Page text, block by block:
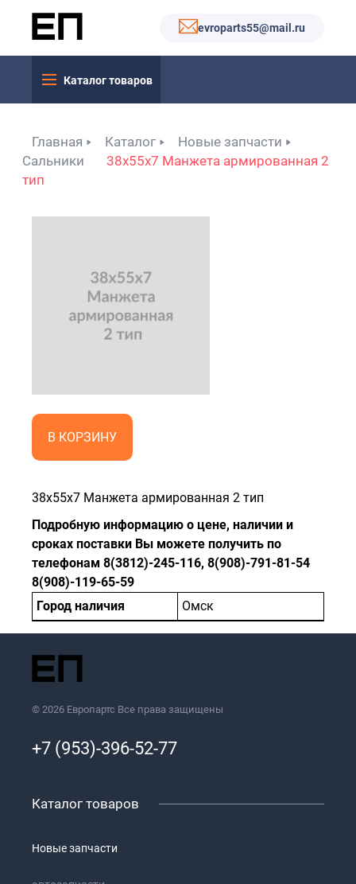
evroparts55@mail.ru
Каталог товаров
Главная Каталог
Новые запчасти
Сальники
38x55x7 Манжета армированная 2
тип
В КОРЗИНУ
38x55x7 Манжета армированная 2 тип
Подробную информацию о цене, наличии и
сроках поставки Вы можете получить по
телефонам 8(3812)-245-116, 8(908)-791-81-54
8(908)-119-65-59
Город наличия
Омск
© 2026 Европартс Все права защищены
+7 (953)-396-52-77
Каталог товаров
Новые запчасти